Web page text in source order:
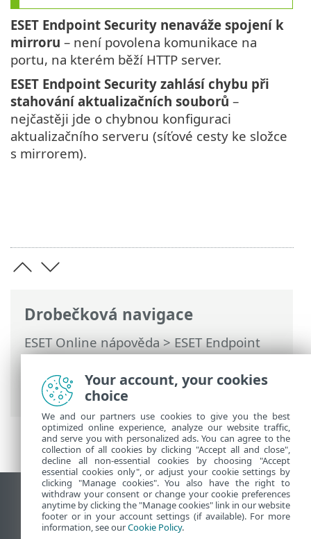
Drobečková navigace
ESET Online nápověda>ESET Endpoint
Security>Rozšířená nastavení>
Aktualizace>Aktualizační mirror>
Řešení problémů při aktualizaci z mirroru
ESET Endpoint Security nenaváže spojení k
mirroru – není povolena komunikace na
portu, na kterém běží HTTP server.
ESET Endpoint Security zahlásí chybu při
stahování aktualizačních souborů –
nejčastěji jde o chybnou konfiguraci
aktualizačního serveru (síťové cesty ke složce
s mirrorem).
Zobrazit verzi pro počítač
End of Life
Your account, your cookies
choice
We and our partners use cookies to give you the best
optimized online experience, analyze our website traffic,
and serve you with personalized ads. You can agree to the
collection of all cookies by clicking "Accept all and close",
decline all non-essential cookies by choosing "Accept
essential cookies only", or adjust your cookie settings by
clicking "Manage cookies". You also have the right to
withdraw your consent or change your cookie preferences
anytime by clicking the "Manage cookies" link in our website
footer or in your account settings (if available). For more
information, see ourCookie Policy.